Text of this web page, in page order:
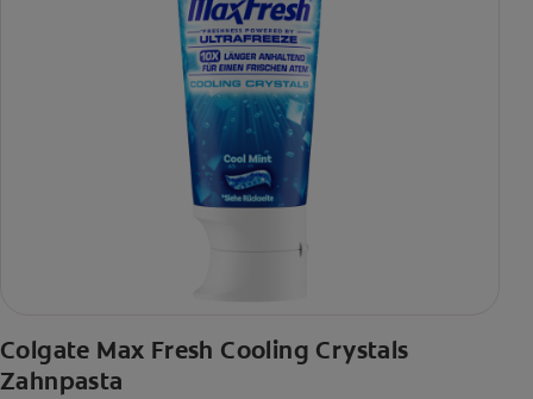
Colgate Max Fresh Cooling Crystals
Zahnpasta